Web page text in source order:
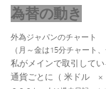
為替の動き
外為ジャパンのチャート
（月～金は15分チャート
私がメインで取引して
通貨ごとに（ 米ドル ×